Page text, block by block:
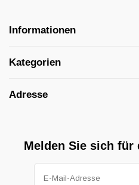
Informationen
Kategorien
Adresse
Melden Sie sich für